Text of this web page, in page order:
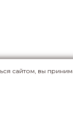
сайтом, вы